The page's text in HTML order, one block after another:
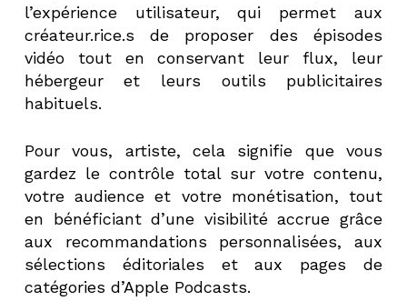
l’expérience utilisateur, qui permet aux
créateur.rice.s de proposer des épisodes
vidéo tout en conservant leur flux, leur
hébergeur et leurs outils publicitaires
habituels.
Pour vous, artiste, cela signifie que vous
gardez le contrôle total sur votre contenu,
votre audience et votre monétisation, tout
en bénéficiant d’une visibilité accrue grâce
aux recommandations personnalisées, aux
sélections éditoriales et aux pages de
catégories d’Apple Podcasts.